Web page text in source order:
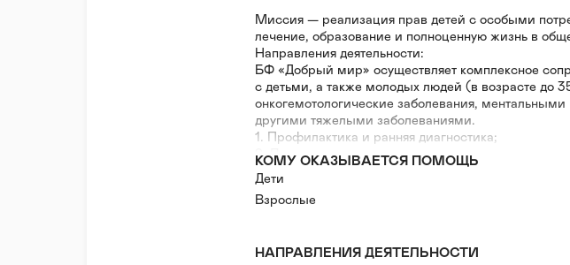
Миссия — реализация прав детей с особыми
лечение, образование и полноценную жизнь в
Направления деятельности:
БФ «Добрый мир» осуществляет комплексное
с детьми, а также молодых людей (в возрасте до
онкогемотологические заболевания,
другими тяжелыми заболеваниями.
1. Профилактика и ранняя диагностика;
2. Лечение и психокоррекция;
3. Реабилитация ребенка и семьи, в т.ч.
4. Информирование;
5. Обучение и поддержка специалистов.
КОМУ ОКАЗЫВАЕТСЯ ПОМОЩЬ
Дети
Взрослые
НАПРАВЛЕНИЯ ДЕЯТЕЛЬНОСТИ